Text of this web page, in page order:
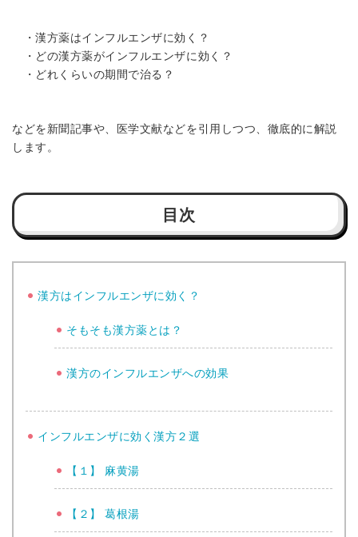
・漢方薬はインフルエンザに効く？
・どの漢方薬がインフルエンザに効く？
・どれくらいの期間で治る？
などを新聞記事や、医学文献などを引用しつつ、徹底的に解説
します。
目次
漢方はインフルエンザに効く？
そもそも漢方薬とは？
漢方のインフルエンザへの効果
インフルエンザに効く漢方２選
【１】 麻黄湯
【２】 葛根湯